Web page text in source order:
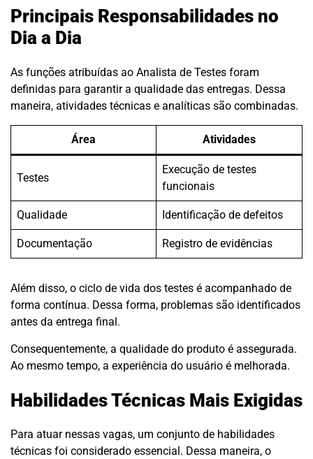
Principais Responsabilidades no
Dia a Dia
As funções atribuídas ao Analista de Testes foram
definidas para garantir a qualidade das entregas. Dessa
maneira, atividades técnicas e analíticas são combinadas.
Área Atividades
Testes
Execução de testes
funcionais
Qualidade Identificação de defeitos
Documentação Registro de evidências
Além disso, o ciclo de vida dos testes é acompanhado de
forma contínua. Dessa forma, problemas são identificados
antes da entrega final.
Consequentemente, a qualidade do produto é assegurada.
Ao mesmo tempo, a experiência do usuário é melhorada.
Habilidades Técnicas Mais Exigidas
Para atuar nessas vagas, um conjunto de habilidades
técnicas foi considerado essencial. Dessa maneira, o